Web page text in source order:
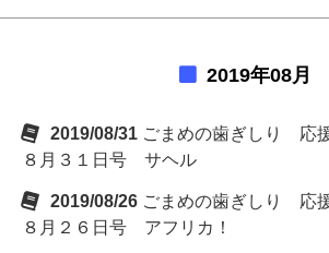
2019年08月
2019/08/31 ごまめの歯ぎしり 応
８月３１日号 サヘル
2019/08/26 ごまめの歯ぎしり 応
８月２６日号 アフリカ！